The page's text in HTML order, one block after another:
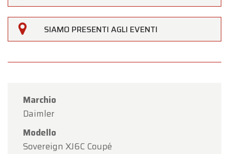
SIAMO PRESENTI AGLI EVENTI
Marchio
Daimler
Modello
Sovereign XJ6C Coupé